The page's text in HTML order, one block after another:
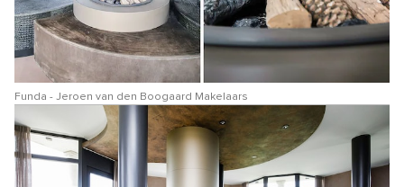
Funda - Jeroen van den Boogaard Makelaars